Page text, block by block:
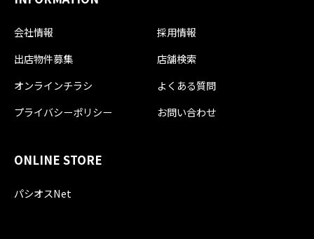
会社情報
採用情報
出店物件募集
店舗検索
オンラインチラシ
よくある質問
プライバシーポリシー
お問い合わせ
ONLINE STORE
パシオスNet